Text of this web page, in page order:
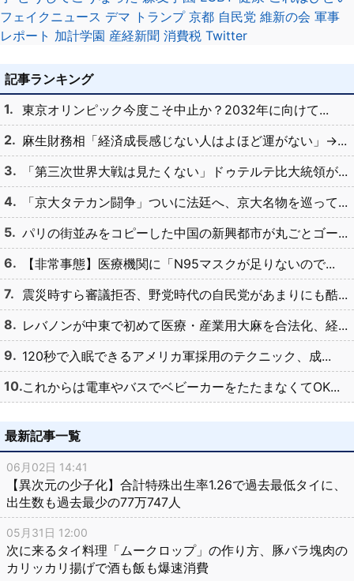
フェイクニュース デマ トランプ 京都 自民党 維新の会 軍事
レポート 加計学園 産経新聞 消費税 Twitter
記事ランキング
東京オリンピック今度こそ中止か？2032年に向けて...
麻生財務相「経済成長感じない人はよほど運がない」→...
「第三次世界大戦は見たくない」ドゥテルテ比大統領が...
「京大タテカン闘争」ついに法廷へ、京大名物を巡って...
パリの街並みをコピーした中国の新興都市が丸ごとゴー...
【非常事態】医療機関に「N95マスクが足りないので...
震災時すら審議拒否、野党時代の自民党があまりにも酷...
レバノンが中東で初めて医療・産業用大麻を合法化、経...
120秒で入眠できるアメリカ軍採用のテクニック、成...
これからは電車やバスでベビーカーをたたまなくてOK...
最新記事一覧
06月02日 14:41
【異次元の少子化】合計特殊出生率1.26で過去最低タイに、
出生数も過去最少の77万747人
05月31日 12:00
次に来るタイ料理「ムークロップ」の作り方、豚バラ塊肉の
カリッカリ揚げで酒も飯も爆速消費